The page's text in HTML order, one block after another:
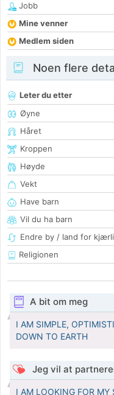
Jobb
Mine venner
Medlem siden
Noen flere
Leter du etter
Øyne
Håret
Kroppen
Høyde
Vekt
Have barn
Vil du ha barn
Endre by / land for
Religionen
A bit om meg
I AM SIMPLE,
DOWN TO EARTH
Jeg vil at
I AM LOOKING FOR MY